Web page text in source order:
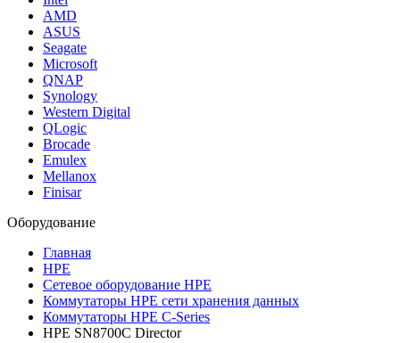
AMD
ASUS
Seagate
Microsoft
QNAP
Synology
Western Digital
QLogic
Brocade
Emulex
Mellanox
Finisar
Оборудование
Главная
HPE
Сетевое оборудование HPE
Коммутаторы HPE сети хранения данных
Коммутаторы HPE C-Series
HPE SN8700C Director